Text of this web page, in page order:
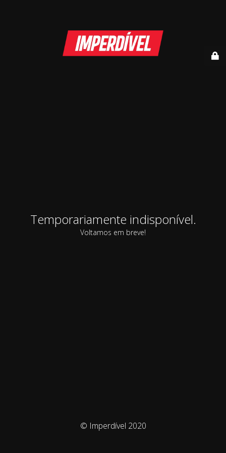
Temporariamente indisponível.
Voltamos em breve!
© Imperdível 2020